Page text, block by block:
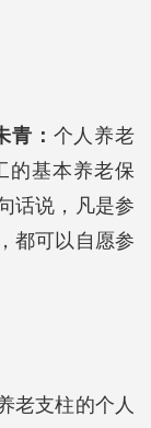
青： 个人养老
的基本养老保
话说，凡是参
都可以自愿参
老支柱的个人